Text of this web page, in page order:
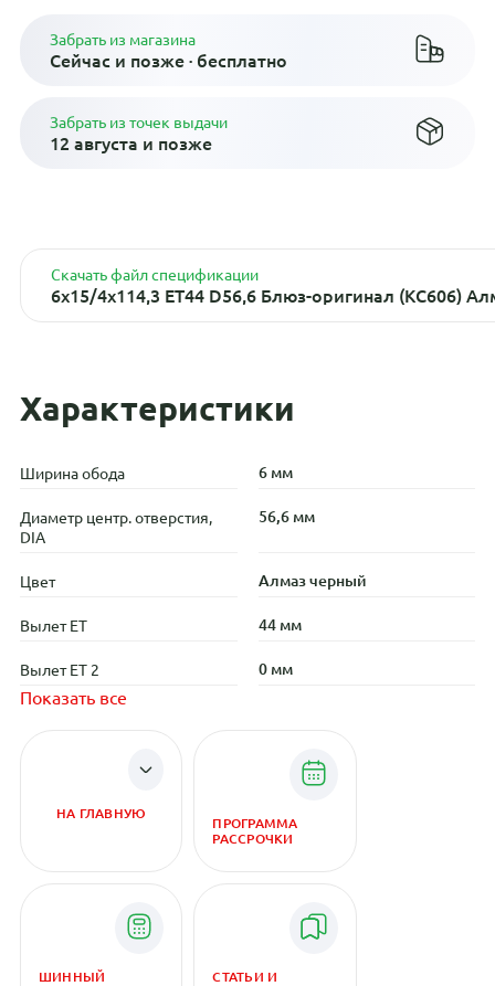
Забрать из магазина
Сейчас и позже · бесплатно
Забрать из точек выдачи
12 августа и позже
Скачать файл спецификации
6x15/4x114,3 ET44 D56,6 Блюз-оригинал (КС606)
Характеристики
Ширина обода 6 мм
Диаметр центр. отверстия,
DIA
56,6 мм
Цвет Алмаз черный
Вылет ET 44 мм
Вылет ET 2 0 мм
Показать все
НА ГЛАВНУЮ
ПРОГРАММА
РАССРОЧКИ
ШИННЫЙ
СТАТЬИ И